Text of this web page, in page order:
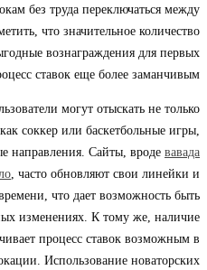
без труда переключаться между
что значительное количество
вознаграждения для первых
ставок еще более заманчивым.
могут отыскать не только
соккер или баскетбольные игры,
направления. Сайты, вроде вавада
, часто обновляют свои линейки и
что дает возможность быть
изменениях. К тому же, наличие
процесс ставок возможным в
Использование новаторских